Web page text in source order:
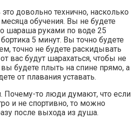
довольно технично, насколько
обучения. Вы не будете
шараша руками по воде 25
5 минут. Вы точно будете
точно не будете раскидывать
вас будут шарахаться, чтобы не
будете плыть на спине прямо, а
от плавания уставать.
Почему-то люди думают, что если
и не спортивно, то можно
после выхода из душа.